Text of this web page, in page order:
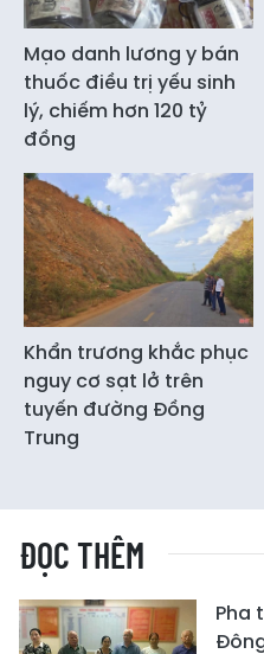
Mạo danh lương y bán
thuốc điều trị yếu sinh
lý, chiếm hơn 120 tỷ
đồng
Khẩn trương khắc phục
nguy cơ sạt lở trên
tuyến đường Đồng
Trung
ĐỌC THÊM
Pha